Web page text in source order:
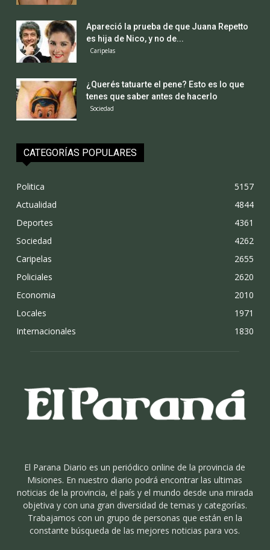
Apareció la prueba de que Juana Repetto
es hija de Nico, y no de...
Caripelas
¿Querés tatuarte el pene? Esto es lo que
tenes que saber antes de hacerlo
Sociedad
CATEGORÍAS POPULARES
Politica
5157
Actualidad
4844
Deportes
4361
Sociedad
4262
Caripelas
2655
Policiales
2620
Economia
2010
Locales
1971
Internacionales
1830
El Parana Diario es un periódico online de la provincia de
Misiones. En nuestro diario podrá encontrar las ultimas
noticias de la provincia, el país y el mundo desde una mirada
objetiva y con una gran diversidad de temas y categorías.
Trabajamos con un grupo de personas que están en la
constante búsqueda de las mejores noticias para vos.